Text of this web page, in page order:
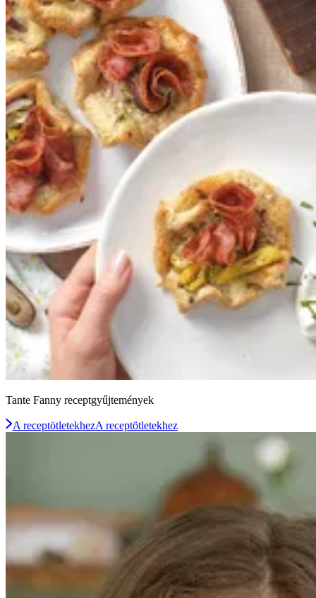
Tante Fanny receptgyűjtemények
A receptötletekhezA receptötletekhez